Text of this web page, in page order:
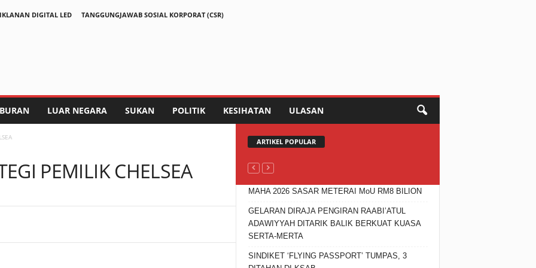
DIGITAL LED
TANGGUNGJAWAB SOSIAL KORPORAT (CSR)
LUAR NEGARA SUKAN POLITIK KESIHATAN ULASAN
PEMILIK CHELSEA
ARTIKEL POPULAR
MAHA 2026 SASAR METERAI MoU RM8 BILION
GELARAN DIRAJA PENGIRAN RAABI’ATUL
ADAWIYYAH DITARIK BALIK BERKUAT KUASA
SERTA-MERTA
SINDIKET ‘FLYING PASSPORT’ TUMPAS, 3